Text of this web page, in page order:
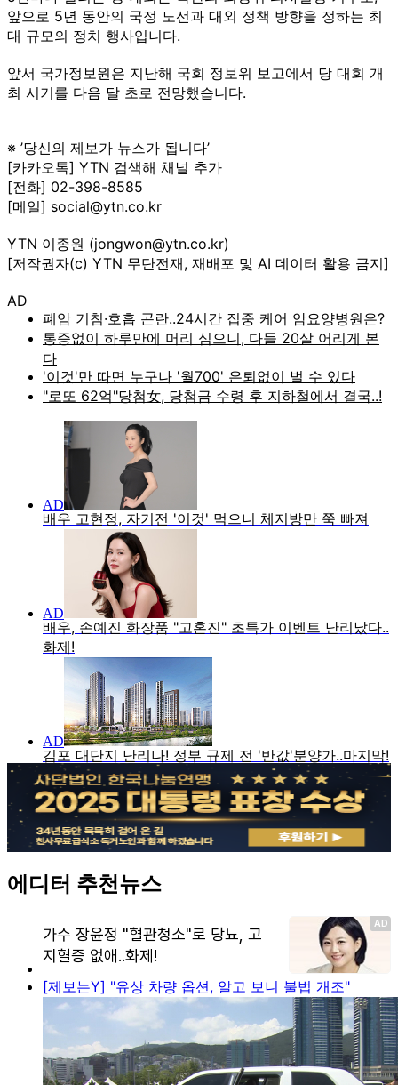
앞으로 5년 동안의 국정 노선과 대외 정책 방향을 정하는 최
대 규모의 정치 행사입니다.
앞서 국가정보원은 지난해 국회 정보위 보고에서 당 대회 개
최 시기를 다음 달 초로 전망했습니다.
※ ’당신의 제보가 뉴스가 됩니다’
[카카오톡] YTN 검색해 채널 추가
[전화] 02-398-8585
[메일] social@ytn.co.kr
YTN 이종원 (jongwon@ytn.co.kr)
[저작권자(c) YTN 무단전재, 재배포 및 AI 데이터 활용 금지]
AD
에디터 추천뉴스
[제보는Y] "유상 차량 옵션, 알고 보니 불법 개조"